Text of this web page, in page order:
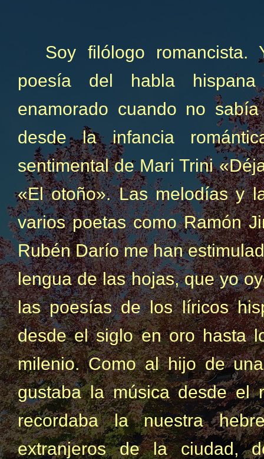
Soy filólogo
poesía del habla
enamorado cuando no
desde la infancia
sentimental de Mari Trini
«El otoño». Las melodías y
varios poetas como Ramón
Rubén Darío me han
lengua de las hojas, que yo
las poesías de los líricos
desde el siglo en oro hasta
milenio. Como al hijo de
gustaba la música desde el
recordaba la nuestra
extranjeros de la ciudad,